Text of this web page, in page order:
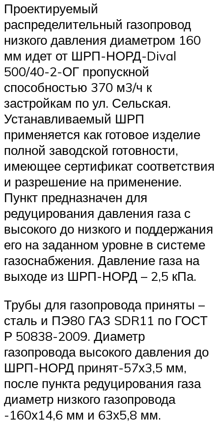
Проектируемый
распределительный газопровод
низкого давления диаметром 160
мм идет от ШРП-НОРД-Dival
500/40-2-ОГ пропускной
способностью 370 м3/ч к
застройкам по ул. Сельская.
Устанавливаемый ШРП
применяется как готовое изделие
полной заводской готовности,
имеющее сертификат соответствия
и разрешение на применение.
Пункт предназначен для
редуцирования давления газа с
высокого до низкого и поддержания
его на заданном уровне в системе
газоснабжения. Давление газа на
выходе из ШРП-НОРД – 2,5 кПа.
Трубы для газопровода приняты –
сталь и ПЭ80 ГАЗ SDR11 по ГОСТ
Р 50838-2009. Диаметр
газопровода высокого давления до
ШРП-НОРД принят-57х3,5 мм,
после пункта редуцирования газа
диаметр низкого газопровода
-160х14,6 мм и 63х5,8 мм.